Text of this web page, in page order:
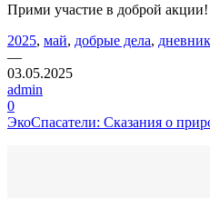
Прими участие в доброй акции!
2025, май, добрые дела,
—
03.05.2025
admin
0
ЭкоСпасатели: Сказания о